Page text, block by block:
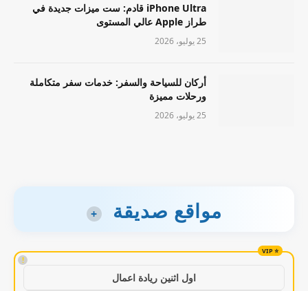
iPhone Ultra قادم: ست ميزات جديدة في
طراز Apple عالي المستوى
25 يوليو، 2026
أركان للسياحة والسفر: خدمات سفر متكاملة
ورحلات مميزة
25 يوليو، 2026
مواقع صديقة +
!
اول اثنين ريادة اعمال